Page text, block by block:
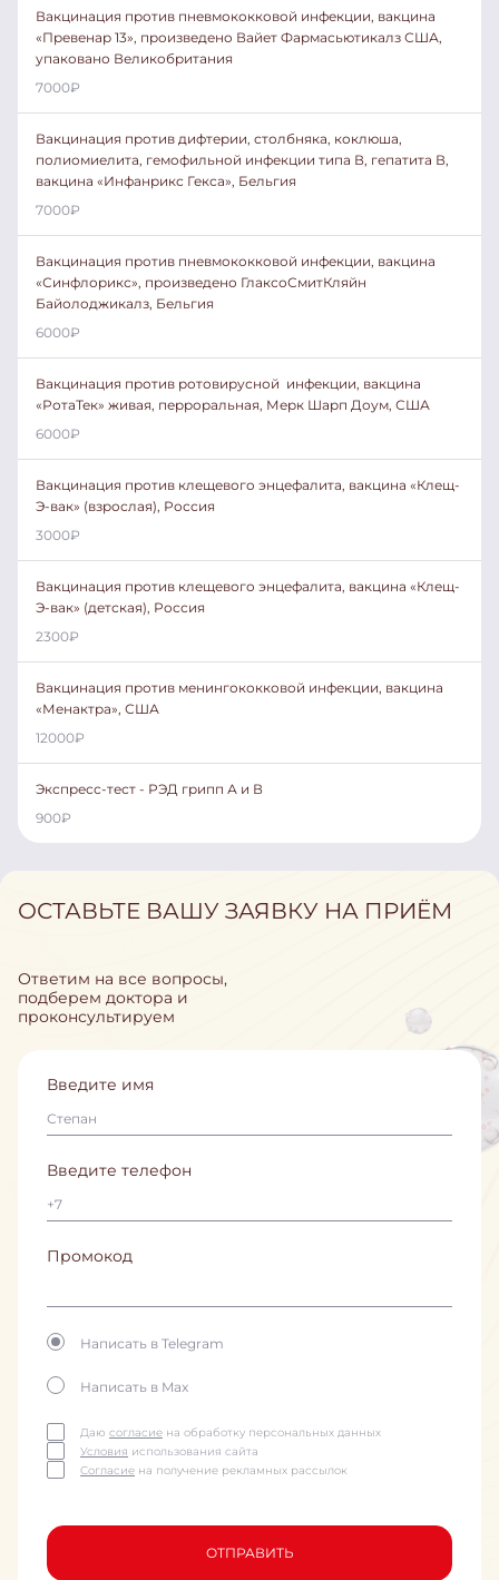
Вакцинация против пневмококковой инфекции, вакцина
«Превенар 13», произведено Вайет Фармасьютикалз США,
упаковано Великобритания
7000₽
Вакцинация против дифтерии, столбняка, коклюша,
полиомиелита, гемофильной инфекции типа В, гепатита В,
вакцина «Инфанрикс Гекса», Бельгия
7000₽
Вакцинация против пневмококковой инфекции, вакцина
«Синфлорикс», произведено ГлаксоСмитКляйн
Байолоджикалз, Бельгия
6000₽
Вакцинация против ротовирусной инфекции, вакцина
«РотаТек» живая, перроральная, Мерк Шарп Доум, США
6000₽
Вакцинация против клещевого энцефалита, вакцина «Клещ-
Э-вак» (взрослая), Россия
3000₽
Вакцинация против клещевого энцефалита, вакцина «Клещ-
Э-вак» (детская), Россия
2300₽
Вакцинация против менингококковой инфекции, вакцина
«Менактра», США
12000₽
Экспресс-тест - РЭД грипп А и В
900₽
ОСТАВЬТЕ ВАШУ ЗАЯВКУ НА ПРИЁМ
Ответим на все вопросы,
подберем доктора и
проконсультируем
Введите имя
Введите телефон
Промокод
Написать в Telegram
Написать в Max
Даю согласие на обработку персональных данных
Условия использования сайта
Согласие на получение рекламных рассылок
ОТПРАВИТЬ